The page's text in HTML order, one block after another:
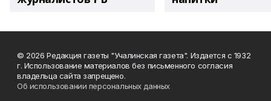
© 2026 Редакция газеты "Учалинская газета". Издается с 1932
г. Использование материалов без письменного согласия
владельца сайта запрещено.
Об использовании персональных данных